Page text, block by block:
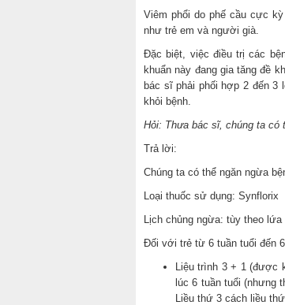
Viêm phổi do phế cầu cực
như trẻ em và người già.
Đặc biệt, việc điều trị các
khuẩn này đang gia tăng đề
bác sĩ phải phối hợp 2 đến 3
khỏi bệnh.
Hỏi: Thưa bác sĩ, chúng ta có
Trả lời:
Chúng ta có thể ngăn ngừa
Loại thuốc sử dụng: Synflorix
Lịch chủng ngừa: tùy theo
Đối với trẻ từ 6 tuần tuổi đến
Liệu trình 3 + 1 (được
lúc 6 tuần tuổi (nhưng
Liều thứ 3 cách liều